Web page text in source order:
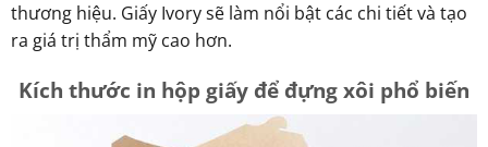
thương hiệu. Giấy Ivory sẽ làm nổi bật các chi tiết và tạo
ra giá trị thẩm mỹ cao hơn.
Kích thước in hộp giấy để đựng xôi phổ biến